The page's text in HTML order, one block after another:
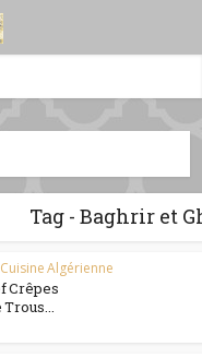
Tag - Baghrir et
Cuisine Algérienne
Crêpes